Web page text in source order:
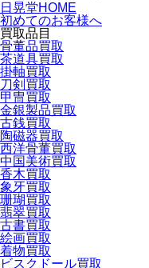
日晃堂HOME
初めてのお客様へ
買取品目
骨董品買取
茶道具買取
掛軸買取
刀剣買取
甲冑買取
金銀製品買取
古銭買取
陶磁器買取
西洋骨董買取
中国美術買取
香木買取
象牙買取
珊瑚買取
翡翠買取
古書買取
絵画買取
着物買取
ビスクドール買取